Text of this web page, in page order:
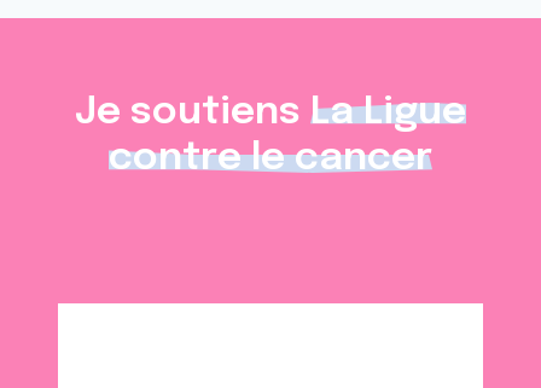
Je soutiens La Ligue
contre le cancer